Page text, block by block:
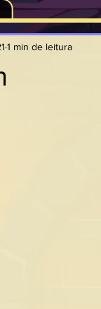
1 min de leitura